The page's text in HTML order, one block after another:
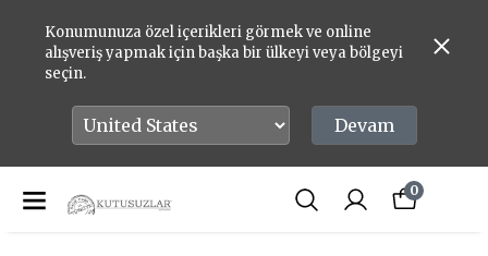
Konumunuza özel içerikleri görmek ve online
alışveriş yapmak için başka bir ülkeyi veya bölgeyi
seçin.
Devam
0